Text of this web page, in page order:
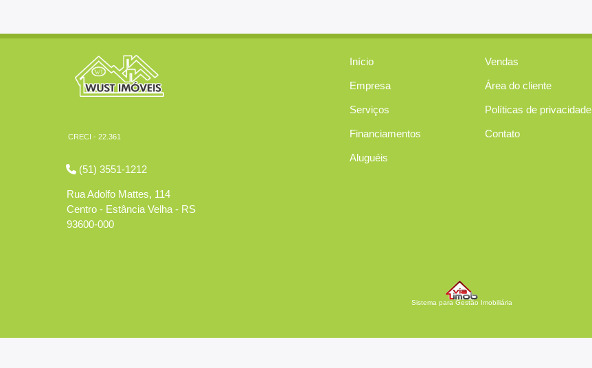
CRECI - 22.361
(51) 3551-1212
Rua Adolfo Mattes, 114
Centro - Estância Velha - RS
93600-000
Início
Empresa
Serviços
Financiamentos
Aluguéis
Vendas
Área do cliente
Políticas de privacidade
Contato
Sistema para Gestão Imobiliária